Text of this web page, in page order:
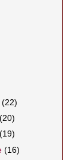
(22)
(20)
(19)
(16)